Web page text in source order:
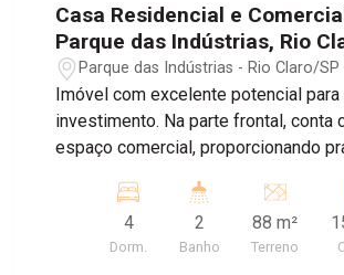
Casa Residencial e
Parque das Indústrias, Rio
Parque das Indústrias - Rio Claro/SP
Imóvel com excelente potencial para
investimento. Na parte frontal, conta
espaço comercial, proporcionando
duas cozinhas, quatro quartos, dois
uma lavanderia ampla, oferecendo
4
Dorm.
2
Banho
88 m²
Terreno